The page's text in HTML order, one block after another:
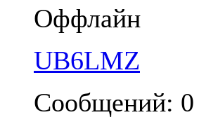
Оффлайн
UB6LMZ
Сообщений: 0